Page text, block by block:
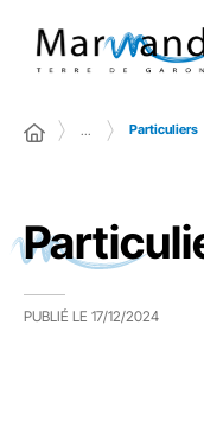
… Particuliers
PUBLIÉ LE 17/12/2024